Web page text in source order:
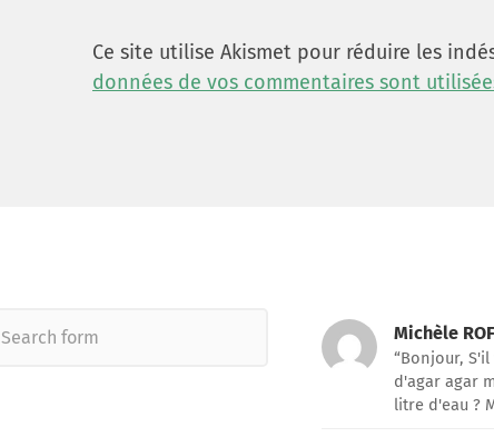
Ce site utilise Akismet pour réduire les
données de vos commentaires sont
Search
Michèle
“Bonjour,
d'agar agar
litre d'eau ?